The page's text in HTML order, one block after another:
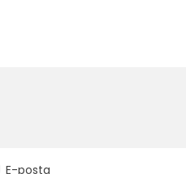
E-posta